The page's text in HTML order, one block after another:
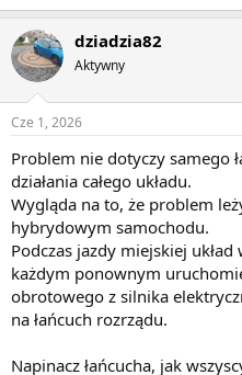
dziadzia82
Aktywny
Cze 1, 2026
Problem nie dotyczy samego
działania całego układu.
Wygląda na to, że problem
hybrydowym samochodu.
Podczas jazdy miejskiej układ
każdym ponownym
obrotowego z silnika
na łańcuch rozrządu.
Napinacz łańcucha, jak